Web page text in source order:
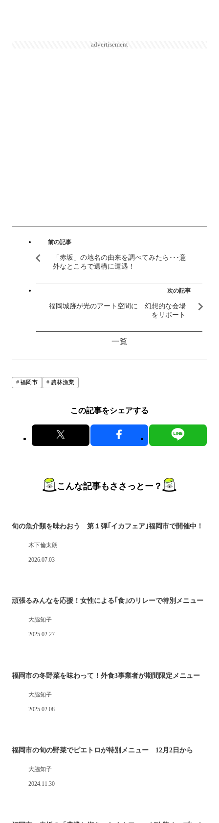
advertisement
前の記事
「赤坂」の地名の由来を調べてみたら･･･意
外なところで遺構に遭遇！
一覧
次の記事
福岡城跡が光のアート空間に 幻想的な会場
をリポート
福岡市 農林漁業
この記事をシェアする
こんな記事もささっとー？
旬の魚介類を味わおう 第１弾｢イカフェア｣福岡市で開催中！
木下倫太朗
2026.07.03
頑張るみんなを応援！女性による｢食｣のリレーで特別メニュー
大脇知子
2025.02.27
福岡市の冬野菜を味わって！外食3事業者が期間限定メニュー
大脇知子
2025.02.08
福岡市の旬の野菜でピエトロが特別メニュー 12月2日から
大脇知子
2024.11.30